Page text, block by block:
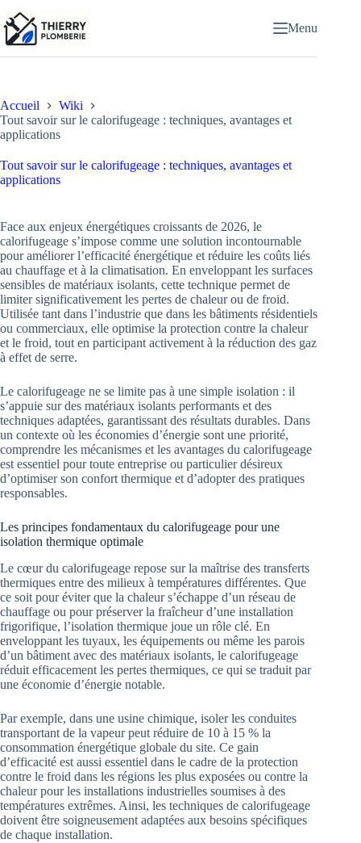
au
contenu
Menu
Accueil
Wiki
Tout savoir sur le calorifugeage : techniques, avantages et
applications
Tout savoir sur le calorifugeage : techniques, avantages et
applications
Face aux enjeux énergétiques croissants de 2026, le
calorifugeage s’impose comme une solution incontournable
pour améliorer l’efficacité énergétique et réduire les coûts liés
au chauffage et à la climatisation. En enveloppant les surfaces
sensibles de matériaux isolants, cette technique permet de
limiter significativement les pertes de chaleur ou de froid.
Utilisée tant dans l’industrie que dans les bâtiments résidentiels
ou commerciaux, elle optimise la protection contre la chaleur
et le froid, tout en participant activement à la réduction des gaz
à effet de serre.
Le calorifugeage ne se limite pas à une simple isolation : il
s’appuie sur des matériaux isolants performants et des
techniques adaptées, garantissant des résultats durables. Dans
un contexte où les économies d’énergie sont une priorité,
comprendre les mécanismes et les avantages du calorifugeage
est essentiel pour toute entreprise ou particulier désireux
d’optimiser son confort thermique et d’adopter des pratiques
responsables.
Les principes fondamentaux du calorifugeage pour une
isolation thermique optimale
Le cœur du calorifugeage repose sur la maîtrise des transferts
thermiques entre des milieux à températures différentes. Que
ce soit pour éviter que la chaleur s’échappe d’un réseau de
chauffage ou pour préserver la fraîcheur d’une installation
frigorifique, l’isolation thermique joue un rôle clé. En
enveloppant les tuyaux, les équipements ou même les parois
d’un bâtiment avec des matériaux isolants, le calorifugeage
réduit efficacement les pertes thermiques, ce qui se traduit par
une économie d’énergie notable.
Par exemple, dans une usine chimique, isoler les conduites
transportant de la vapeur peut réduire de 10 à 15 % la
consommation énergétique globale du site. Ce gain
d’efficacité est aussi essentiel dans le cadre de la protection
contre le froid dans les régions les plus exposées ou contre la
chaleur pour les installations industrielles soumises à des
températures extrêmes. Ainsi, les techniques de calorifugeage
doivent être soigneusement adaptées aux besoins spécifiques
de chaque installation.